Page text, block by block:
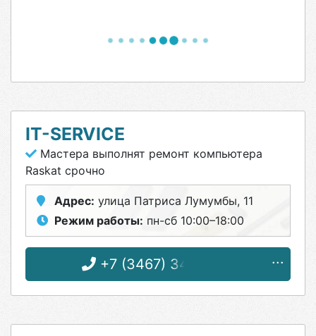
IT-SERVICE
Мастера выполнят ремонт компьютера
Raskat срочно
Адрес: улица Патриса Лумумбы, 11
Режим работы: пн-сб 10:00–18:00
+7 (3467) 34-47-37